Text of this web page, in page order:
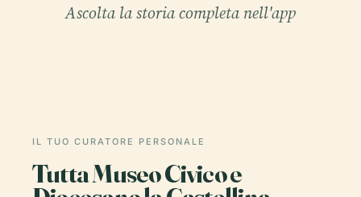
Ascolta la storia completa nell'app
IL TUO CURATORE PERSONALE
Tutta Museo Civico e